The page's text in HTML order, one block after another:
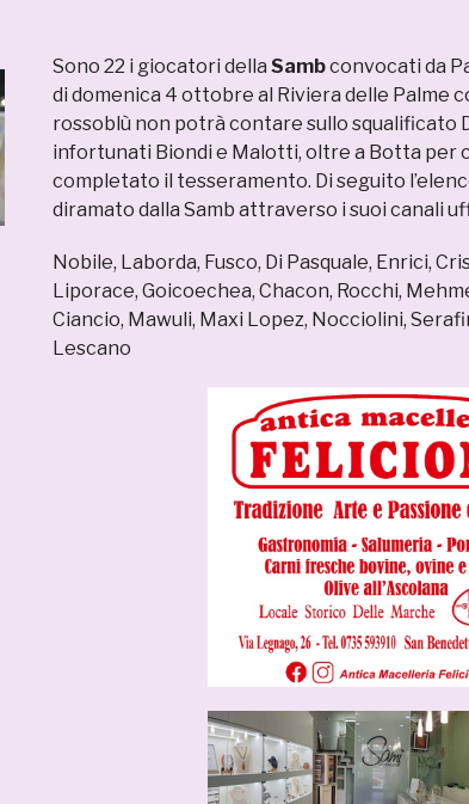
Sono 22 i giocatori della Sambconvocati da
di domenica 4 ottobre al Riviera delle Palme
rossoblù non potrà contare sullo squalificato
infortunati Biondi e Malotti, oltre a Botta per
completato il tesseramento. Di seguito
diramato dalla Samb attraverso i suoi canali
Nobile, Laborda, Fusco, Di Pasquale, Enrici,
Liporace, Goicoechea, Chacon, Rocchi,
Ciancio, Mawuli, Maxi Lopez, Nocciolini,
Lescano